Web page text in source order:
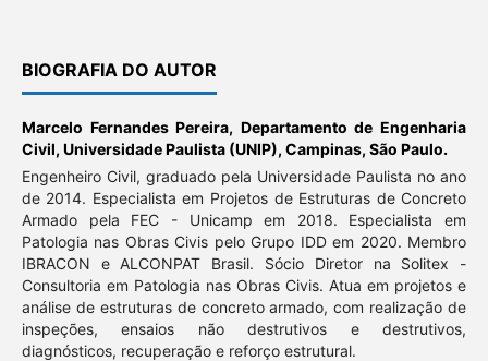
BIOGRAFIA DO AUTOR
Marcelo Fernandes Pereira, Departamento de Engenharia
Civil, Universidade Paulista (UNIP), Campinas, São Paulo.
Engenheiro Civil, graduado pela Universidade Paulista no ano
de 2014. Especialista em Projetos de Estruturas de Concreto
Armado pela FEC - Unicamp em 2018. Especialista em
Patologia nas Obras Civis pelo Grupo IDD em 2020. Membro
IBRACON e ALCONPAT Brasil. Sócio Diretor na Solitex -
Consultoria em Patologia nas Obras Civis. Atua em projetos e
análise de estruturas de concreto armado, com realização de
inspeções, ensaios não destrutivos e destrutivos,
diagnósticos, recuperação e reforço estrutural.